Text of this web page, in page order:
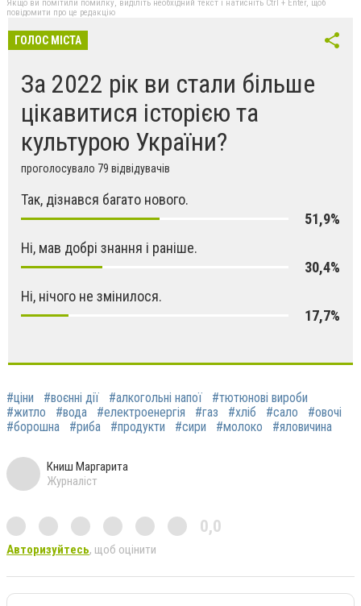
Якщо ви помітили помилку, виділіть необхідний текст і натисніть Ctrl + Enter, щоб
повідомити про це редакцію
ГОЛОС МІСТА
За 2022 рік ви стали більше
цікавитися історією та
культурою України?
проголосувало 79 відвідувачів
Так, дізнався багато нового.
51,9%
Ні, мав добрі знання і раніше.
30,4%
Ні, нічого не змінилося.
17,7%
#ціни #воєнні дії #алкогольні напої
#тютюнові вироби
#житло
#вода #електроенергія #газ #хліб #сало
#овочі
#борошна
#риба #продукти #сири #молоко #яловичина
Книш Маргарита
Журналіст
0,0
Авторизуйтесь, щоб оцінити